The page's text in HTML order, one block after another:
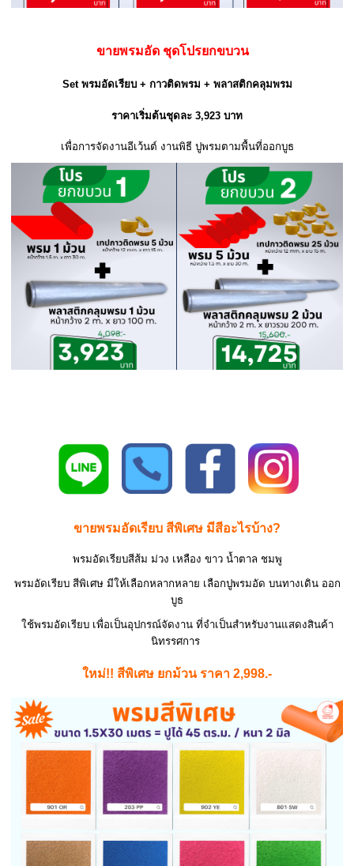
ขายพรมอัด ชุดโปรยกขบวน
Set พรมอัดเรียบ + กาวติดพรม + พลาสติกคลุมพรม
ราคาเริ่มต้นชุดละ 3,923 บาท
เพื่อการจัดงานอีเว้นต์ งานพิธี ปูพรมตามพื้นที่ออกบูธ
ขายพรมอัดเรียบ สีพิเศษ มีสีอะไรบ้าง?
พรมอัดเรียบสีส้ม ม่วง เหลือง ขาว น้ำตาล ชมพู
พรมอัดเรียบ สีพิเศษ มีให้เลือกหลากหลาย เลือกปูพรมอัด บนทางเดิน ออก
บูธ
ใช้พรมอัดเรียบ เพื่อเป็นอุปกรณ์จัดงาน ที่จำเป็นสำหรับงานแสดงสินค้า
นิทรรศการ
ใหม่!! สีพิเศษ ยกม้วน ราคา 2,998.-